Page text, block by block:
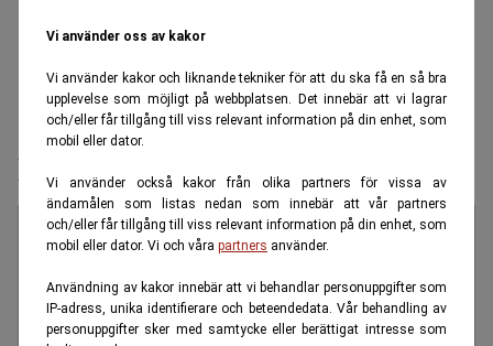
Vi använder oss av kakor
Vi använder kakor och liknande tekniker för att du ska få en så bra
upplevelse som möjligt på webbplatsen. Det innebär att vi lagrar
och/eller får tillgång till viss relevant information på din enhet, som
mobil eller dator.
Vi använder också kakor från olika partners för vissa av
ändamålen som listas nedan som innebär att vår partners
och/eller får tillgång till viss relevant information på din enhet, som
mobil eller dator. Vi och våra partners använder.
Användning av kakor innebär att vi behandlar personuppgifter som
IP-adress, unika identifierare och beteendedata. Vår behandling av
personuppgifter sker med samtycke eller berättigat intresse som
Postkodlotteriet